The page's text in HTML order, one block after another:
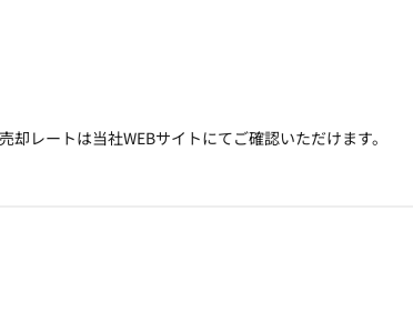
レートは当社WEBサイトにてご確認いただけます。